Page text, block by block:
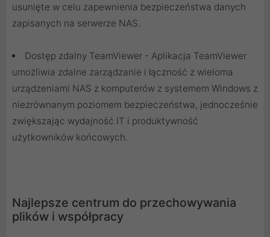
usunięte w celu zapewnienia bezpieczeństwa danych
zapisanych na serwerze NAS.
Dostęp zdalny TeamViewer - Aplikacja TeamViewer
umożliwia zdalne zarządzanie i łączność z wieloma
urządzeniami NAS z komputerów z systemem Windows z
niezrównanym poziomem bezpieczeństwa, jednocześnie
zwiększając wydajność IT i produktywność
użytkowników końcowych.
Najlepsze centrum do przechowywania
plików i współpracy